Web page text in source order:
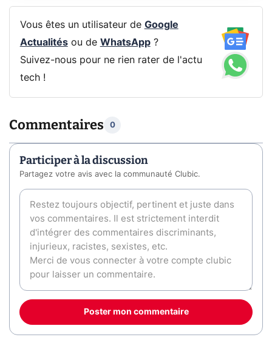
Vous êtes un utilisateur de Google
Actualitésou de WhatsApp?
Suivez-nous pour ne rien rater de l'actu
tech !
Commentaires 0
Participer à la discussion
Partagez votre avis avec la communauté Clubic.
Poster mon commentaire